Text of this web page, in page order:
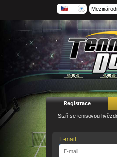
Registrace
Staň se tenisovou
E-mail: